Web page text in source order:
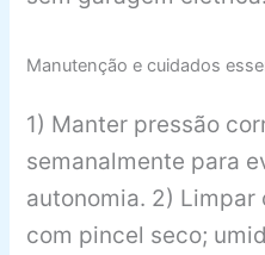
Manutenção e cuidados
1) Manter pressão
semanalmente para
autonomia. 2)
com pincel seco;